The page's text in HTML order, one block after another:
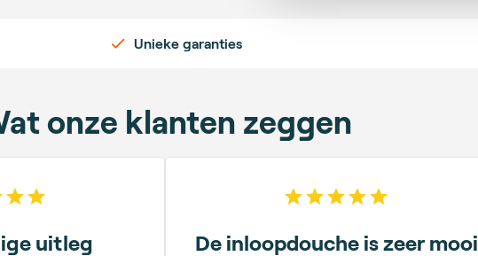
Unieke garanties
onze klanten zeggen
out of 5 stars
uitleg
5 out of 5 stars
De inloopdouche is zeer mooi